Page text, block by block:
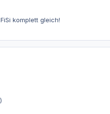
komplett gleich!